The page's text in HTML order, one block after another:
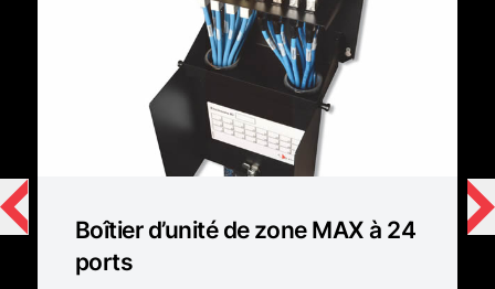
Boîtier d’unité de zone MAX à 24
ports